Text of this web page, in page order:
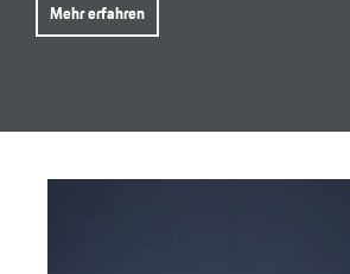
Mehr erfahren